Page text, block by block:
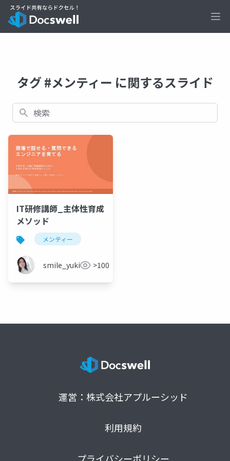
タグ #メンティー に関するスライド
検索
IT研修講師_主体性育成
メソッド
メンティー
smile_yukiko_it>100
運営：株式会社アプルーシッド
利用規約